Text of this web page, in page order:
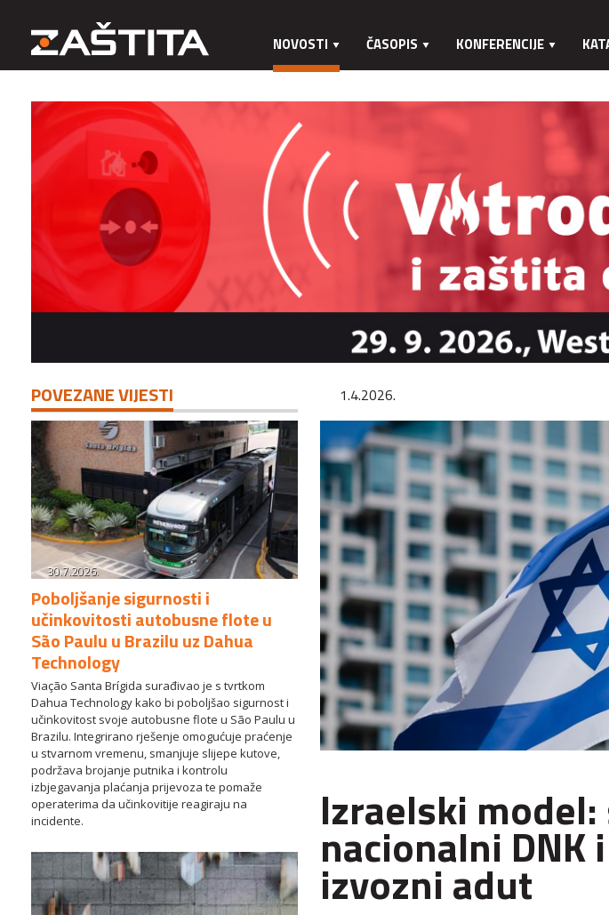
NOVOSTI ČASOPIS KONFERENCIJE
POVEZANE VIJESTI
30.7.2026.
Poboljšanje sigurnosti i
učinkovitosti autobusne flote u
São Paulu u Brazilu uz Dahua
Technology
Viação Santa Brígida surađivao je s tvrtkom
Dahua Technology kako bi poboljšao sigurnost i
učinkovitost svoje autobusne flote u São Paulu u
Brazilu. Integrirano rješenje omogućuje praćenje
u stvarnom vremenu, smanjuje slijepe kutove,
podržava brojanje putnika i kontrolu
izbjegavanja plaćanja prijevoza te pomaže
operaterima da učinkovitije reagiraju na
incidente.
1.4.2026.
Izraelski
nacionalni DNK
izvozni adut